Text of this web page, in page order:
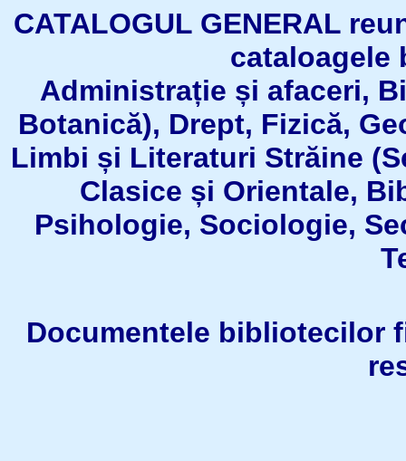
CATALOGUL GENERAL
Administrație și afaceri,
Botanică), Drept, Fizică,
Limbi și Literaturi Străine
Clasice și Orientale,
Psihologie, Sociologie,
Documentele bibliotecilor